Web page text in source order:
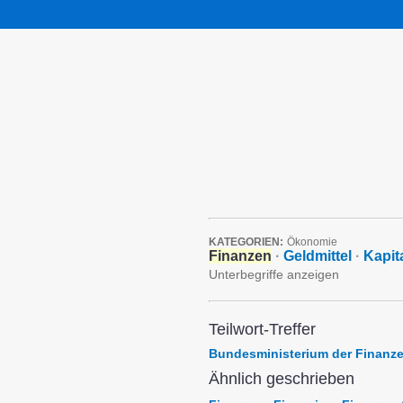
KATEGORIEN: Ökonomie
Finanzen · Geldmittel ·
Unterbegriffe anzeigen
Teilwort-Treffer
Bundesministerium der
Ähnlich geschrieben